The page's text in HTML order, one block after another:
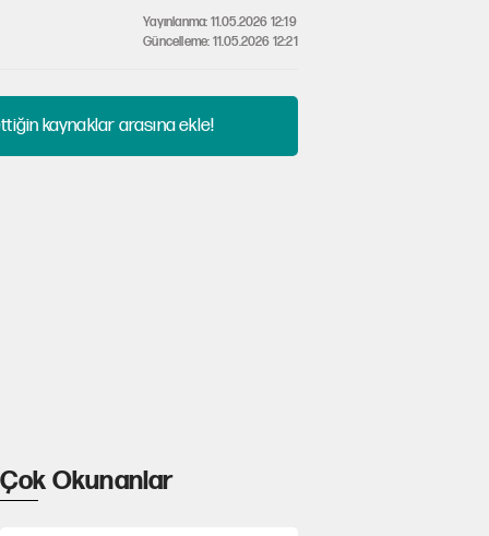
Yayınlanma: 11.05.2026 12:19
Güncelleme: 11.05.2026 12:21
kaynaklar arasına ekle!
Çok Okunanlar